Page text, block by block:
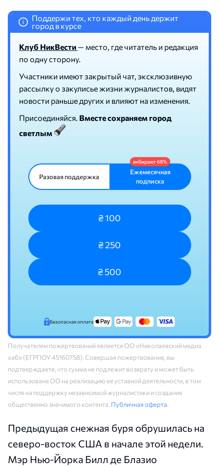
i
Поддержи тех, кто каждый день держит
город в курсе
Клуб НикВести — место, где читатель и редакция
по одну сторону.
Участники имеют закрытый чат, эксклюзивную
рассылку о закулисье жизни журналистов, видят
новости раньше других и влияют на изменения.
Присоединяйся. Вместе сохраняем город
светлым
Разовая поддержка
Ежемесячная
подписка
₴ 100
₴ 250
₴ 500
Безопасная оплата
Получателем пожертвований является ОО «Николаевский медиа
хаб» (ЕГРПОУ 45160758). Совершая пожертвование, вы
подтверждаете, что сумма не подлежит возврату и может быть
использована ОО на реализацию ее уставной деятельности, в том
числе на поддержку независимой журналистики и создание
общественно значимого контента. Публичная оферта.
Предыдущая снежная буря обрушилась на
северо-восток США в начале этой недели.
Мэр Нью-Йорка Билл де Блазио